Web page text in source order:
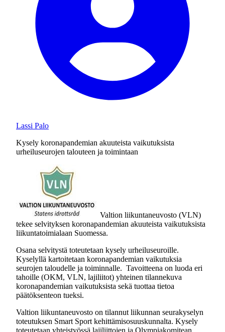
Lassi Palo
Kysely koronapandemian akuuteista vaikutuksista
urheiluseurojen talouteen ja toimintaan
Valtion liikuntaneuvosto (VLN)
tekee selvityksen koronapandemian akuuteista vaikutuksista
liikuntatoimialaan Suomessa.
Osana selvitystä toteutetaan kysely urheiluseuroille.
Kyselyllä kartoitetaan koronapandemian vaikutuksia
seurojen taloudelle ja toiminnalle. Tavoitteena on luoda eri
tahoille (OKM, VLN, lajiliitot) yhteinen tilannekuva
koronapandemian vaikutuksista sekä tuottaa tietoa
päätöksenteon tueksi.
Valtion liikuntaneuvosto on tilannut liikunnan seurakyselyn
toteutuksen Smart Sport kehittämisosuuskunnalta. Kysely
toteutetaan yhteistyössä lajiliittojen ja Olympiakomitean